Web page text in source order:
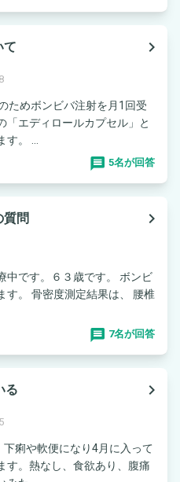
て
navigate_next
ためボンビバ注射を月1回受
「エディロールカプセル」と
。 ...
5名が回答
問
navigate_next
中です。６３歳です。 ボンビ
骨密度測定結果は、 腰椎
7名が回答
る
navigate_next
痢や軟便になり4月に入って
す。熱なし、食欲あり、腹痛